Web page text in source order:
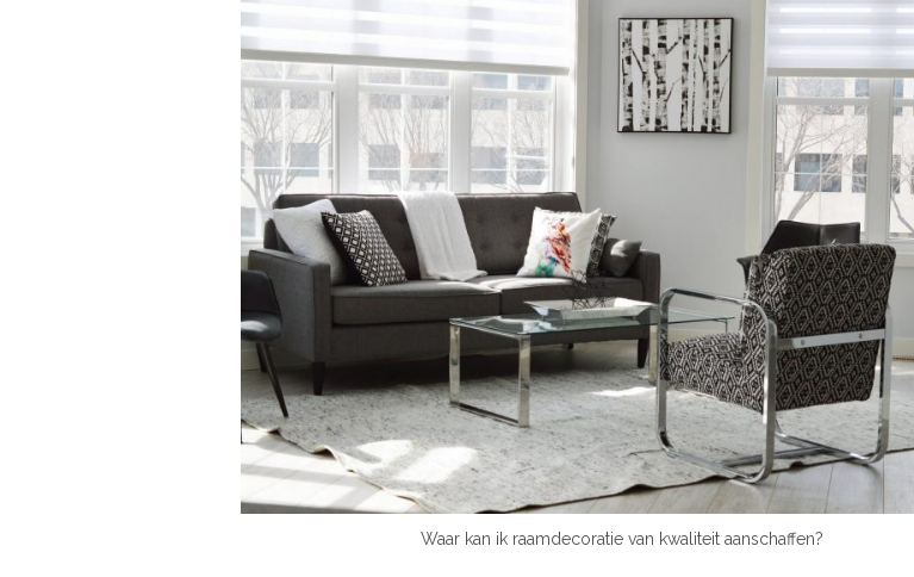
Waar kan ik raamdecoratie van kwaliteit aanschaffen?